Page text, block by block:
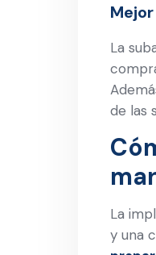
La
de las
La
y una